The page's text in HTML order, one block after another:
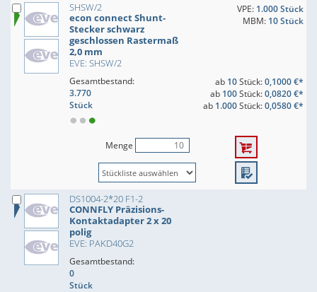
SHSW/2
econ connect Shunt-
Stecker schwarz
geschlossen Rastermaß
2,0 mm
EVE: SHSW/2
VPE: 1.000 Stück
MBM: 10 Stück
Gesamtbestand:
3.770
Stück
ab 10Stück:0,1000 €*
ab 100Stück:0,0820 €*
ab 1.000Stück:0,0580 €*
Menge
DS1004-2*20 F1-2
CONNFLY Präzisions-
Kontaktadapter 2 x 20
polig
EVE: PAKD40G2
Gesamtbestand:
0
Stück